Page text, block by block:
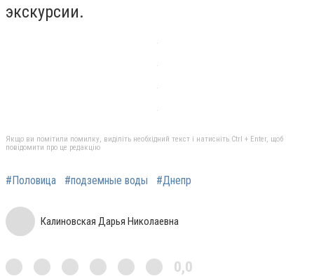
экскурсии.
Якщо ви помітили помилку, виділіть необхідний текст і натисніть Ctrl + Enter, щоб
повідомити про це редакцію
#Половица #подземные воды #Днепр
Калиновская Дарья Николаевна
0,0